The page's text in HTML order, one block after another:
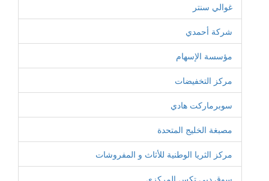
غوالي سنتر
شركة أحمدي
مؤسسة الإسهام
مركز التخفيضات
سوبرماركت هادي
مصبغة الخليج المتحدة
مركز الثريا الوطنية للأثاث و المفروشات